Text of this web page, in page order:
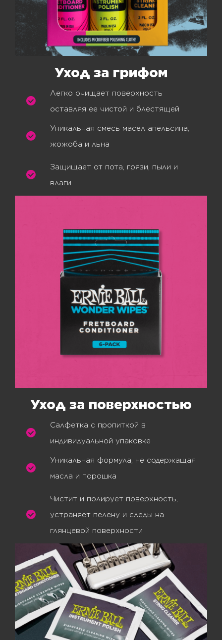
Уход за грифом
Легко очищает поверхность
оставляя ее чистой и блестящей
Уникальная смесь масел апельсина,
жожоба и льна
Защищает от пота, грязи, пыли и
влаги
Уход за поверхностью
Салфетка с пропиткой в
индивидуальной упаковке
Уникальная формула, не содержащая
масла и порошка
Чистит и полирует поверхность,
устраняет пелену и следы на
глянцевой поверхности